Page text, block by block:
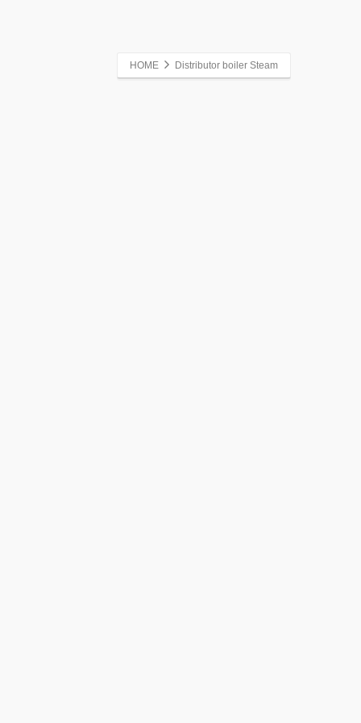
HOME Distributor boiler Steam